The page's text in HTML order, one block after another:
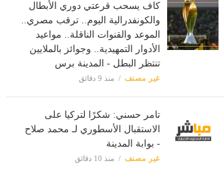
كاف يسحب قرعتي دوري الأبطال
والكونفدرالية اليوم.. ترقب مصري..
الموعد والقنوات الناقلة.. مواعيد
الأدوار التمهيدية.. وجوائز بالملايين
تنتظر البطل - المدينة برس
غير مصنف منذ 9 دقائق
تامر حسني: شكرًا لتركيا على
الاستقبال الأسطوري لـ محمد صلاح
- بوابة المدينة
غير مصنف منذ 10 دقائق